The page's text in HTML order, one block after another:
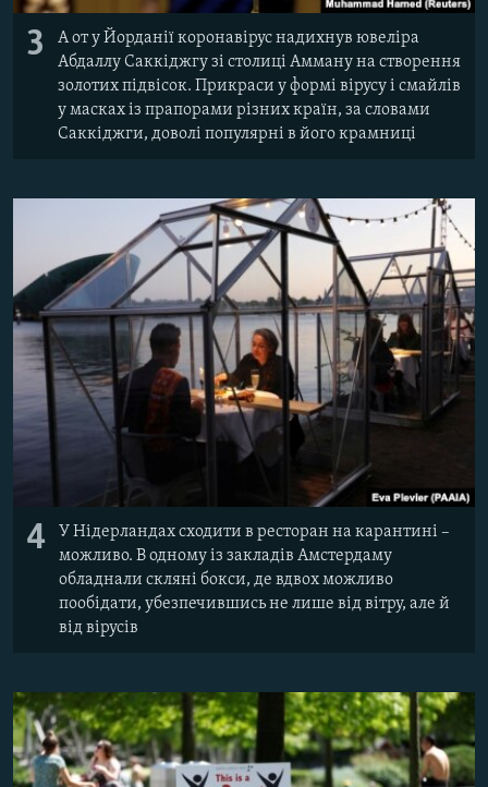
3
А от у Йорданії коронавірус надихнув ювеліра
Абдаллу Саккіджгу зі столиці Амману на створення
золотих підвісок. Прикраси у формі вірусу і смайлів
у масках із прапорами різних країн, за словами
Саккіджги, доволі популярні в його крамниці
4
У Нідерландах сходити в ресторан на карантині –
можливо. В одному із закладів Амстердаму
обладнали скляні бокси, де вдвох можливо
пообідати, убезпечившись не лише від вітру, але й
від вірусів